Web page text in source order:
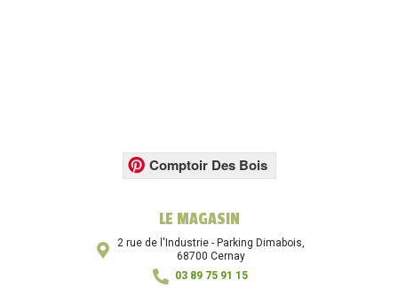
Comptoir Des Bois
LE MAGASIN
2 rue de l'Industrie - Parking Dimabois,
68700 Cernay
03 89 75 91 15